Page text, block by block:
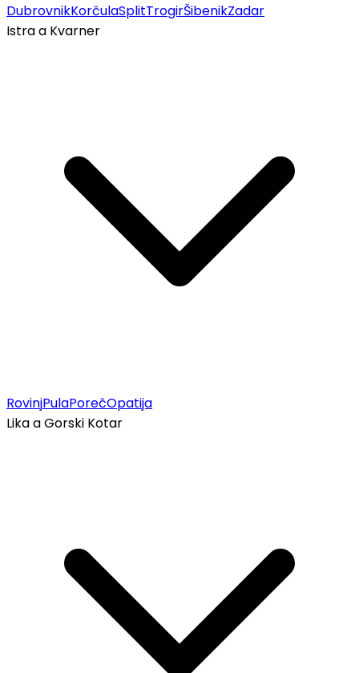
DubrovnikKorčulaSplitTrogirŠibenikZadar
Istra a Kvarner
RovinjPulaPorečOpatija
Lika a Gorski Kotar